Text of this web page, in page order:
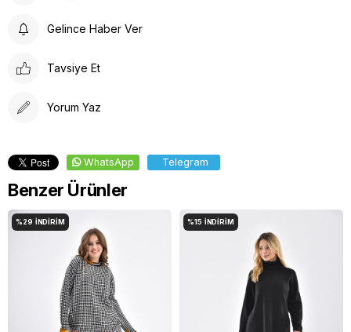
Gelince Haber Ver
Tavsiye Et
Yorum Yaz
WhatsApp Telegram
Benzer Ürünler
%29 İNDIRIM %15 İNDIRIM